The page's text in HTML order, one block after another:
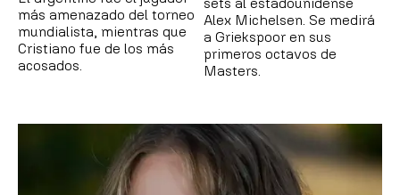
más amenazado del torneo
mundialista, mientras que
Cristiano fue de los más
acosados.
sets al estadounidense
Alex Michelsen. Se medirá
a Griekspoor en sus
primeros octavos de
Masters.